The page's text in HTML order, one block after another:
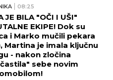
08:25
JE BILA "OČI I UŠI"
EKIPE! Dok su
i Marko mučili pekara
Martina je imala ključnu
- nakon zločina
sebe novim